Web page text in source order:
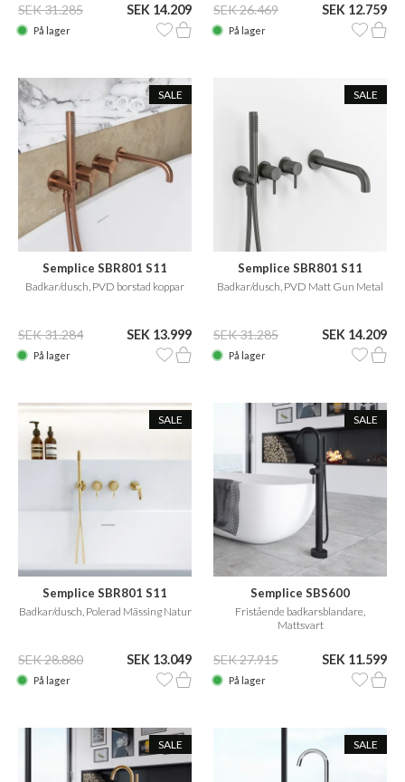
SEK 31.285 SEK 14.209
På lager
SEK 26.469 SEK 12.759
På lager
SALE
Semplice SBR801 S11
Badkar/dusch, PVD borstad koppar
SEK 31.284 SEK 13.999
På lager
SALE
Semplice SBR801 S11
Badkar/dusch, PVD Matt Gun Metal
SEK 31.285 SEK 14.209
På lager
SALE
Semplice SBR801 S11
Badkar/dusch, Polerad Mässing Natur
SEK 28.880 SEK 13.049
På lager
SALE
Semplice SBS600
Fristående badkarsblandare,
Mattsvart
SEK 27.915 SEK 11.599
På lager
SALE SALE